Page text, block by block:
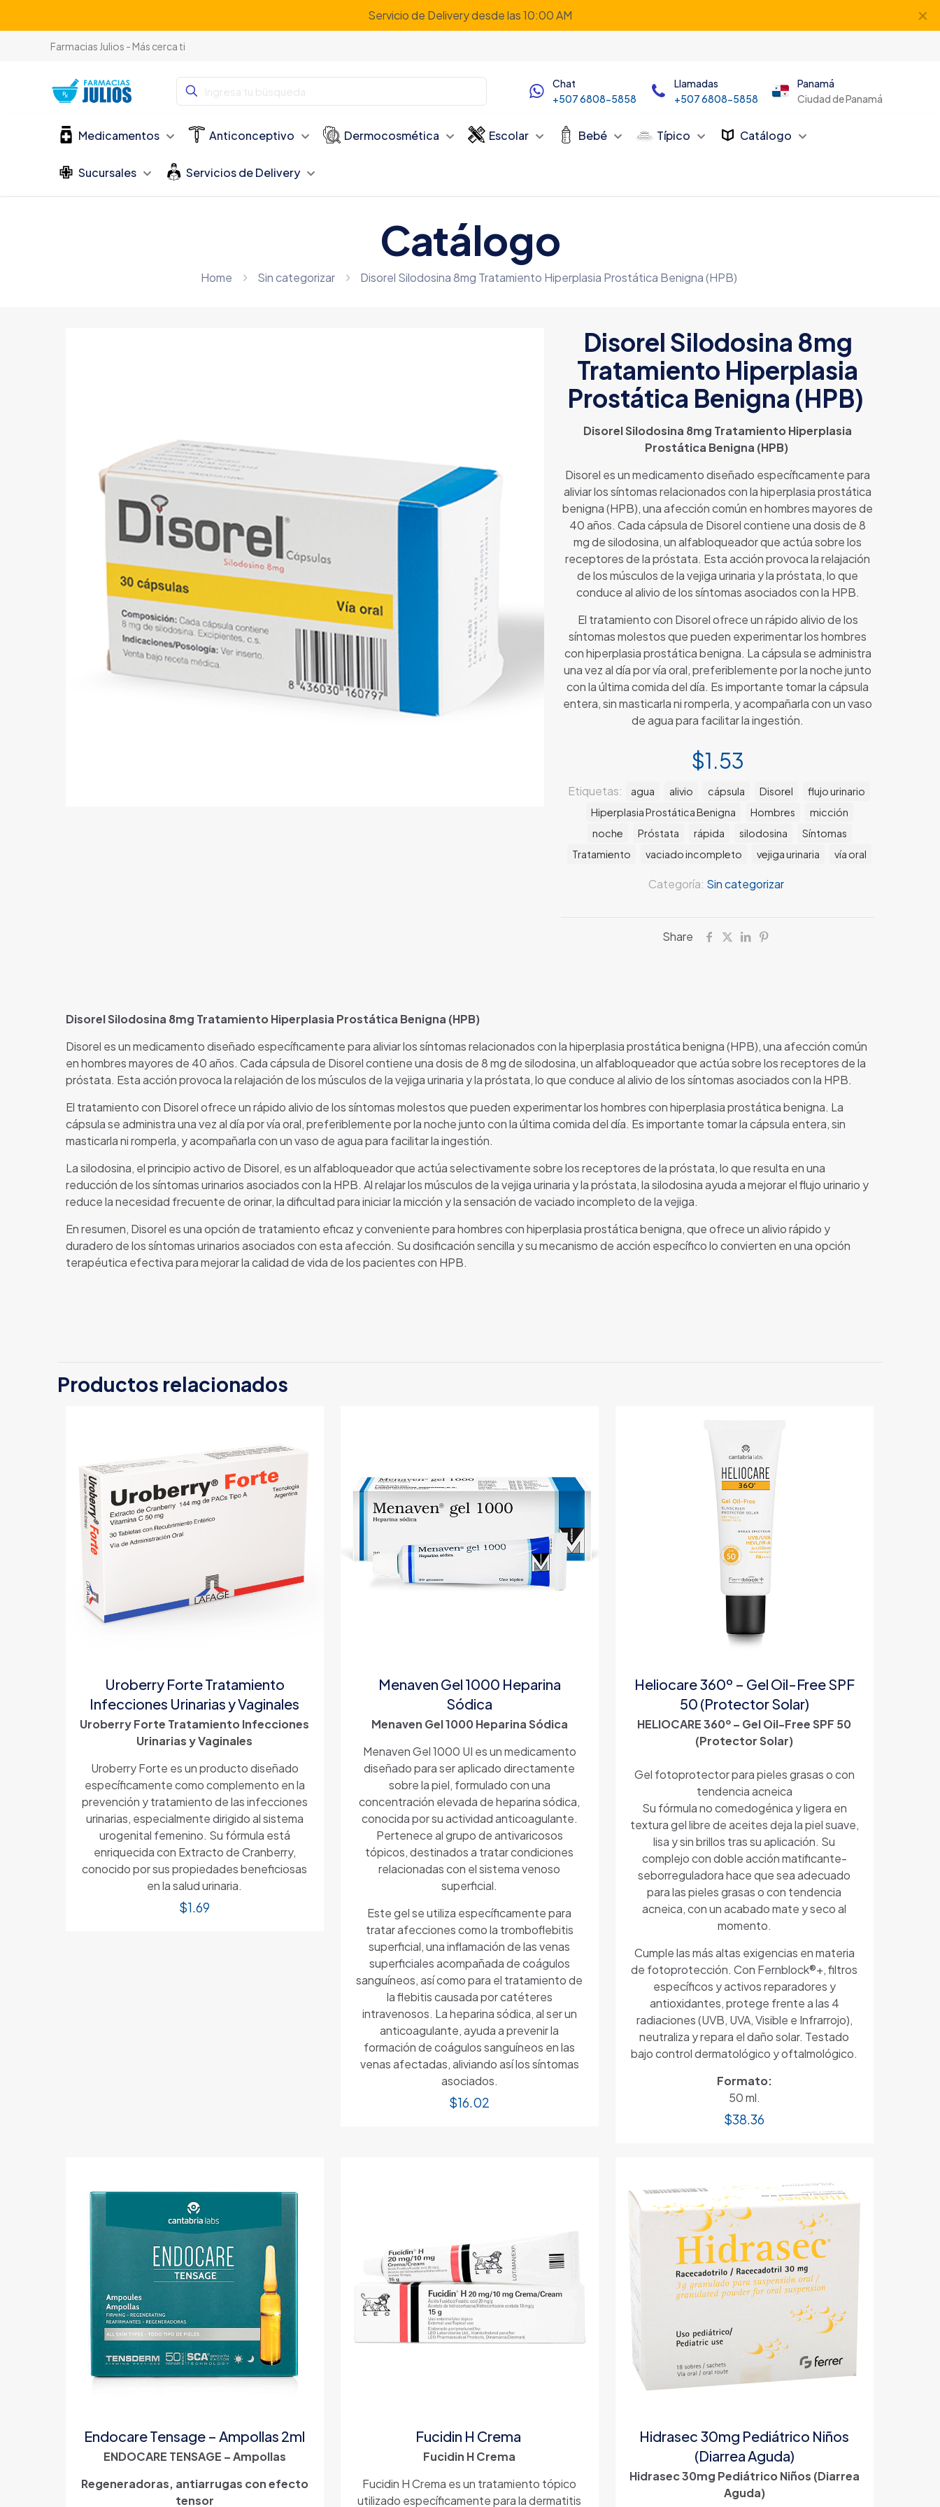
Servicio de Delivery desde las 10:00 AM ✕
Farmacias Julios - Más cerca ti
Chat
+507 6808-5858
Llamadas
+507 6808-5858
Panamá
Ciudad de Panamá
Medicamentos Anticonceptivo Dermocosmética Escolar Bebé Típico Catálogo
Sucursales Servicios de Delivery
Catálogo
Home Sin categorizar Disorel Silodosina 8mg Tratamiento Hiperplasia Prostática Benigna (HPB)
Disorel Silodosina 8mg
Tratamiento Hiperplasia
Prostática Benigna (HPB)
Disorel Silodosina 8mg Tratamiento Hiperplasia
Prostática Benigna (HPB)
Disorel es un medicamento diseñado específicamente para
aliviar los síntomas relacionados con la hiperplasia prostática
benigna (HPB), una afección común en hombres mayores de
40 años. Cada cápsula de Disorel contiene una dosis de 8
mg de silodosina, un alfabloqueador que actúa sobre los
receptores de la próstata. Esta acción provoca la relajación
de los músculos de la vejiga urinaria y la próstata, lo que
conduce al alivio de los síntomas asociados con la HPB.
El tratamiento con Disorel ofrece un rápido alivio de los
síntomas molestos que pueden experimentar los hombres
con hiperplasia prostática benigna. La cápsula se administra
una vez al día por vía oral, preferiblemente por la noche junto
con la última comida del día. Es importante tomar la cápsula
entera, sin masticarla ni romperla, y acompañarla con un vaso
de agua para facilitar la ingestión.
$1.53
Categoría: Sin categorizar
Etiquetas: agua alivio cápsula Disorel
flujo urinario
Hiperplasia Prostática Benigna
Hombres
micción
noche
Próstata rápida silodosina
Síntomas
Tratamiento
vaciado incompleto vejiga urinaria vía oral
Share
Disorel Silodosina 8mg Tratamiento Hiperplasia Prostática Benigna (HPB)
Disorel es un medicamento diseñado específicamente para aliviar los síntomas relacionados con la hiperplasia prostática benigna (HPB), una afección común
en hombres mayores de 40 años. Cada cápsula de Disorel contiene una dosis de 8 mg de silodosina, un alfabloqueador que actúa sobre los receptores de la
próstata. Esta acción provoca la relajación de los músculos de la vejiga urinaria y la próstata, lo que conduce al alivio de los síntomas asociados con la HPB.
El tratamiento con Disorel ofrece un rápido alivio de los síntomas molestos que pueden experimentar los hombres con hiperplasia prostática benigna. La
cápsula se administra una vez al día por vía oral, preferiblemente por la noche junto con la última comida del día. Es importante tomar la cápsula entera, sin
masticarla ni romperla, y acompañarla con un vaso de agua para facilitar la ingestión.
La silodosina, el principio activo de Disorel, es un alfabloqueador que actúa selectivamente sobre los receptores de la próstata, lo que resulta en una
reducción de los síntomas urinarios asociados con la HPB. Al relajar los músculos de la vejiga urinaria y la próstata, la silodosina ayuda a mejorar el flujo urinario y
reduce la necesidad frecuente de orinar, la dificultad para iniciar la micción y la sensación de vaciado incompleto de la vejiga.
En resumen, Disorel es una opción de tratamiento eficaz y conveniente para hombres con hiperplasia prostática benigna, que ofrece un alivio rápido y
duradero de los síntomas urinarios asociados con esta afección. Su dosificación sencilla y su mecanismo de acción específico lo convierten en una opción
terapéutica efectiva para mejorar la calidad de vida de los pacientes con HPB.
Productos relacionados
Uroberry Forte Tratamiento
Infecciones Urinarias y Vaginales
Uroberry Forte Tratamiento Infecciones
Urinarias y Vaginales
Uroberry Forte es un producto diseñado
específicamente como complemento en la
prevención y tratamiento de las infecciones
urinarias, especialmente dirigido al sistema
urogenital femenino. Su fórmula está
enriquecida con Extracto de Cranberry,
conocido por sus propiedades beneficiosas
en la salud urinaria.
$1.69
Menaven Gel 1000 Heparina
Sódica
Menaven Gel 1000 Heparina Sódica
Menaven Gel 1000 UI es un medicamento
diseñado para ser aplicado directamente
sobre la piel, formulado con una
concentración elevada de heparina sódica,
conocida por su actividad anticoagulante.
Pertenece al grupo de antivaricosos
tópicos, destinados a tratar condiciones
relacionadas con el sistema venoso
superficial.
Este gel se utiliza específicamente para
tratar afecciones como la tromboflebitis
superficial, una inflamación de las venas
superficiales acompañada de coágulos
sanguíneos, así como para el tratamiento de
la flebitis causada por catéteres
intravenosos. La heparina sódica, al ser un
anticoagulante, ayuda a prevenir la
formación de coágulos sanguíneos en las
venas afectadas, aliviando así los síntomas
asociados.
$16.02
Heliocare 360º – Gel Oil-Free SPF
50 (Protector Solar)
HELIOCARE 360º – Gel Oil-Free SPF 50
(Protector Solar)
Gel fotoprotector para pieles grasas o con
tendencia acneica
Su fórmula no comedogénica y ligera en
textura gel libre de aceites deja la piel suave,
lisa y sin brillos tras su aplicación. Su
complejo con doble acción matificante-
seborreguladora hace que sea adecuado
para las pieles grasas o con tendencia
acneica, con un acabado mate y seco al
momento.
Cumple las más altas exigencias en materia
de fotoprotección. Con Fernblock®+, filtros
específicos y activos reparadores y
antioxidantes, protege frente a las 4
radiaciones (UVB, UVA, Visible e Infrarrojo),
neutraliza y repara el daño solar. Testado
bajo control dermatológico y oftalmológico.
Formato:
50 ml.
$38.36
Endocare Tensage – Ampollas 2ml
ENDOCARE TENSAGE – Ampollas
Regeneradoras, antiarrugas con efecto
tensor
Fucidin H Crema
Fucidin H Crema
Fucidin H Crema es un tratamiento tópico
utilizado específicamente para la dermatitis
Hidrasec 30mg Pediátrico Niños
(Diarrea Aguda)
Hidrasec 30mg Pediátrico Niños (Diarrea
Aguda)